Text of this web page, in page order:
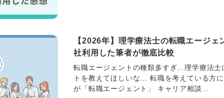
【2026年】理学療法士の転職エージェ
社利用した筆者が徹底比較
転職エージェントの種類多すぎ…理学療法士
トを教えてほしいな… 転職を考えている方
が「転職エージェント」 キャリア相談…